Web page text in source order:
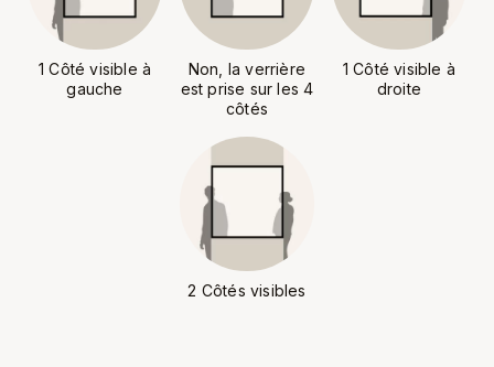
1 Côté visible à
gauche
Non, la verrière
est prise sur les 4
côtés
1 Côté visible à
droite
2 Côtés visibles